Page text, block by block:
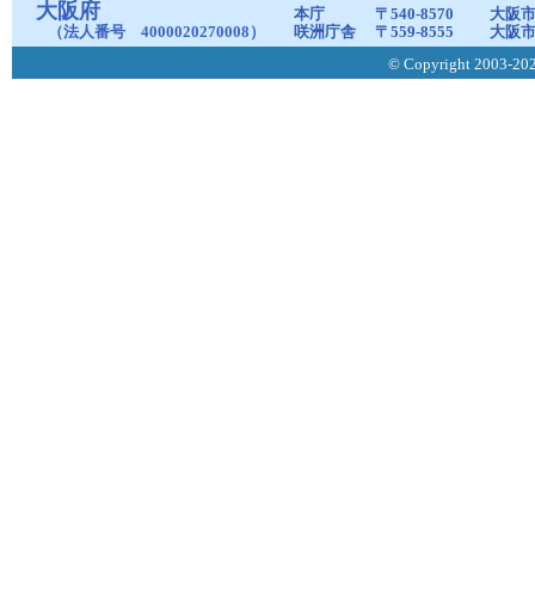
大阪府
（法人番号 4000020270008）
本庁 〒540-8570
大阪
咲洲庁舎
〒559-8555
大阪
© Copyright 2003-